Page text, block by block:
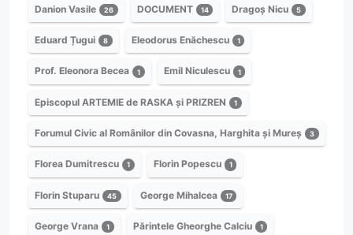
Danion Vasile 26 DOCUMENT 14 Dragoș Nicu 5
Eduard Țugui 8 Eleodorus Enăchescu 1
Prof. Eleonora Becea 1 Emil Niculescu 1
Episcopul ARTEMIE de RASKA și PRIZREN 1
Forumul Civic al Românilor din Covasna, Harghita și Mureș 3
Florea Dumitrescu 1 Florin Popescu 1
Florin Stuparu 45 George Mihalcea 17
George Vrana 1 Părintele Gheorghe Calciu 1